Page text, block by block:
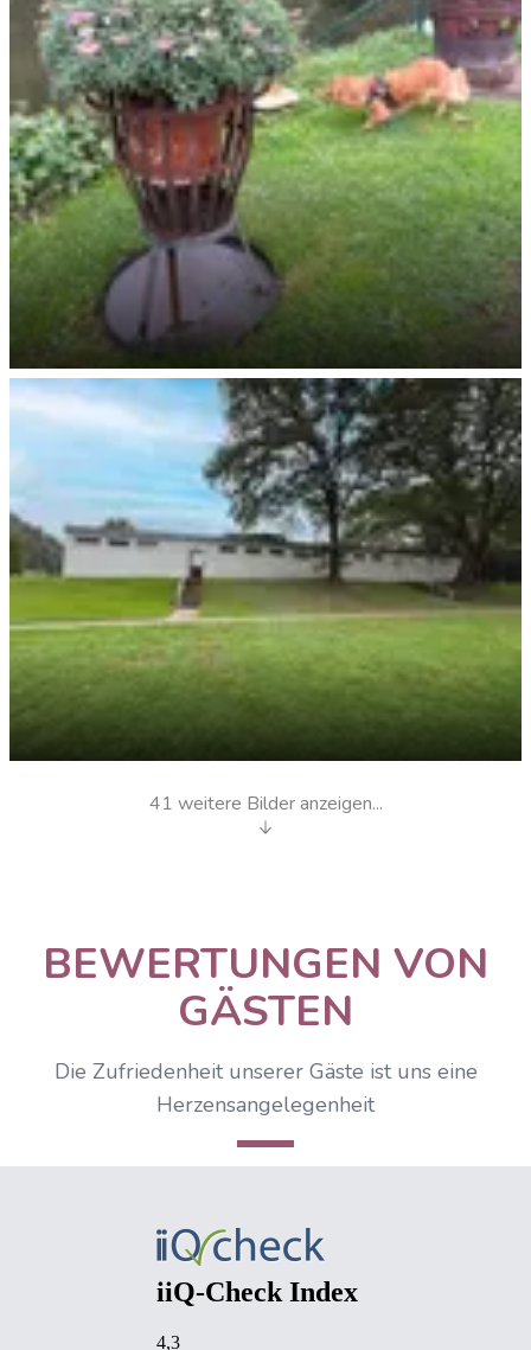
Direkt an der Lahn
41 weitere Bilder anzeigen...
BEWERTUNGEN VON
GÄSTEN
Die Zufriedenheit unserer Gäste ist uns eine
Herzensangelegenheit